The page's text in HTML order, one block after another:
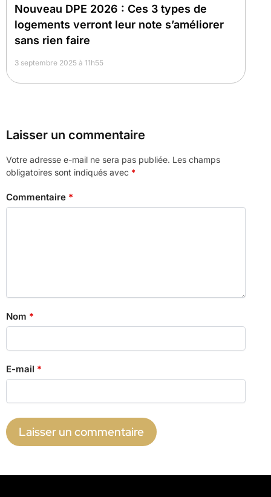
Nouveau DPE 2026 : Ces 3 types de
logements verront leur note s’améliorer
sans rien faire
3 septembre 2025 à 11h55
Laisser un commentaire
Votre adresse e-mail ne sera pas publiée. Les champs
obligatoires sont indiqués avec *
Commentaire *
Nom *
E-mail *